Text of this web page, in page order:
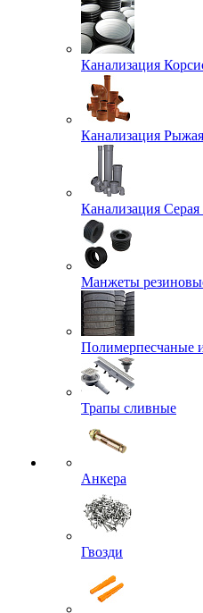
Канализация
Канализация
Канализация Серая
Манжеты
Полимерпесчаные
Трапы сливные
Анкера
Гвозди